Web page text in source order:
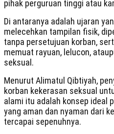
pihak perguruan tinggi atau
Di antaranya adalah ujaran
melecehkan tampilan fisik,
tanpa persetujuan korban,
memuat rayuan, lelucon,
seksual.
Menurut Alimatul Qibtiyah,
korban kekerasan seksual
alami itu adalah konsep ideal
yang aman dan nyaman dari
tercapai sepenuhnya.